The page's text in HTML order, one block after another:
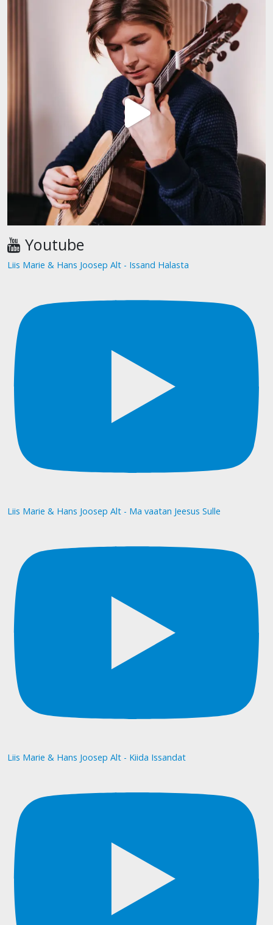
Youtube
Liis Marie & Hans Joosep Alt - Issand Halasta
Liis Marie & Hans Joosep Alt - Ma vaatan Jeesus Sulle
Liis Marie & Hans Joosep Alt - Kiida Issandat